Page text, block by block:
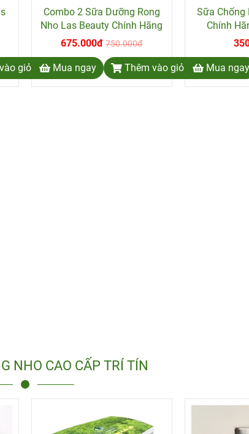
giỏ hàng
Combo 2 Sữa Dưỡng Rong
Nho Las Beauty Chính Hãng
675.000đ 750.000đ
Mua ngay Thêm vào giỏ hàng
Sữa Chống
Chính
Mua ngay
NHO CAO CẤP TRÍ TÍN